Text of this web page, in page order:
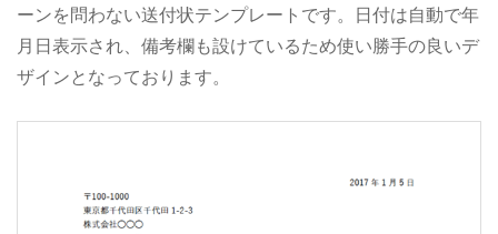
ーンを問わない送付状テンプレートです。日付は自動で年
月日表示され、備考欄も設けているため使い勝手の良いデ
ザインとなっております。